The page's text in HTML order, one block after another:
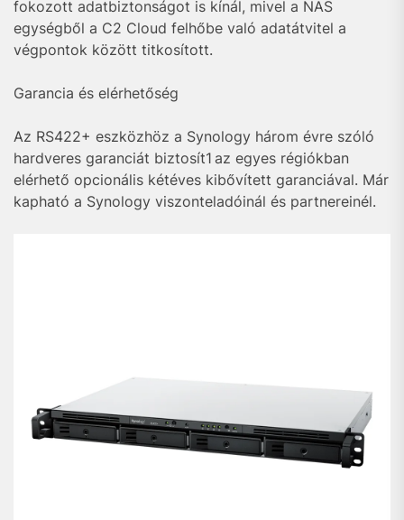
fokozott adatbiztonságot is kínál, mivel a NAS
egységből a C2 Cloud felhőbe való adatátvitel a
végpontok között titkosított.
Garancia és elérhetőség
Az RS422+ eszközhöz a Synology három évre szóló
hardveres garanciát biztosít1 az egyes régiókban
elérhető opcionális kétéves kibővített garanciával. Már
kapható a Synology viszonteladóinál és partnereinél.